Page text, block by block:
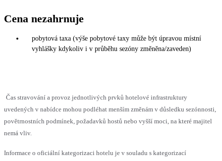
Cena nezahrnuje
pobytová taxa (výše pobytové taxy může být úpravou místní
vyhlášky kdykoliv i v průběhu sezóny změněna/zaveden)
Čas stravování a provoz jednotlivých prvků hotelové infrastruktury
uvedených v nabídce mohou podléhat menším změnám v důsledku sezónnosti,
povětrnostních podmínek, požadavků hostů nebo vyšší moci, na které majitel
nemá vliv.
Informace o oficiální kategorizaci hotelu je v souladu s kategorizací